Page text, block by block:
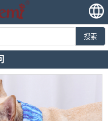
搜索